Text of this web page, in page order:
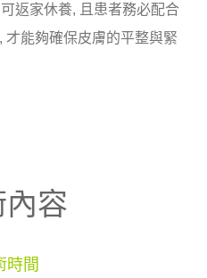
返家休養, 且患者務必配合
才能夠確保皮膚的平整與緊
容
時間